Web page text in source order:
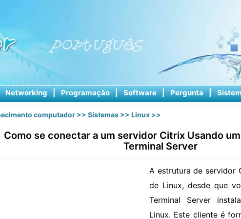
Networking | Programação | Software | Pergunta |
computador >> Sistemas >> Linux >>
Como se conectar a um servidor Citrix Usando
Terminal Server
A estrutura de servidor
de Linux, desde que
Terminal Server
Linux. Este cliente é